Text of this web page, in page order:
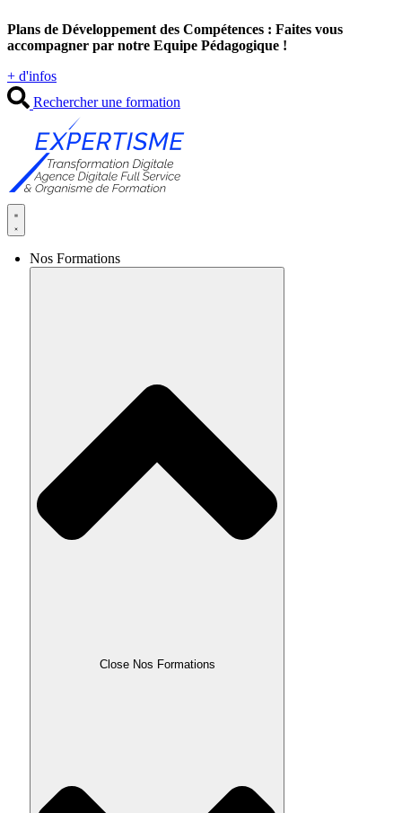
au
contenu
Plans de Développement des Compétences : Faites vous
accompagner par notre Equipe Pédagogique !
+ d'infos
Rechercher une formation
Nos Formations
Close Nos Formations